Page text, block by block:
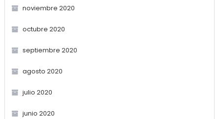
noviembre 2020
octubre 2020
septiembre 2020
agosto 2020
julio 2020
junio 2020